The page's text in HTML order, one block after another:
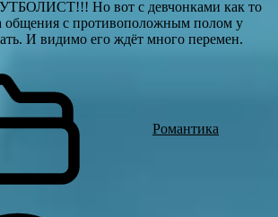
Но вот с девчонками как то
общения с противоположным полом у
И видимо его ждёт много перемен.
Романтика